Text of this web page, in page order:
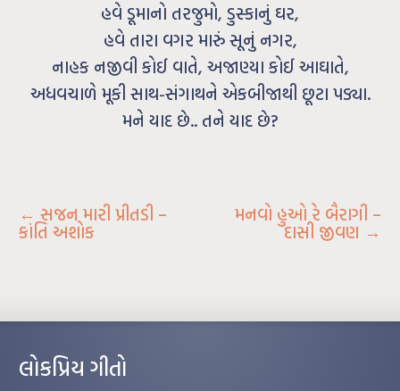
હવે ડૂમાનો તરજુમો, ડુસ્કાનું ઘર,
હવે તારા વગર મારું સૂનું નગર,
નાહક નજીવી કોઈ વાતે, અજાણ્યા કોઈ આઘાતે,
અધવચાળે મૂકી સાથ-સંગાથને એકબીજાથી છૂટા પડ્યા.
મને યાદ છે.. તને યાદ છે?
← સજન મારી પ્રીતડી –
કાંતિ અશોક
મનવો હુઓ રે બૈરાગી –
દાસી જીવણ →
લોકપ્રિય ગીતો